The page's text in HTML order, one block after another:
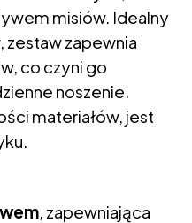
misiów. Idealny
zestaw zapewnia
co czyni go
noszenie.
materiałów, jest
, zapewniająca